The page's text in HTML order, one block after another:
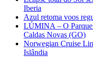
Iberia
Azul retoma voos
LÚMINA – O Parque
Caldas Novas (GO)
Norwegian Cruise
Islândia